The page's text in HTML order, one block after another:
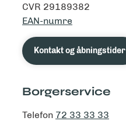
CVR 29189382
EAN-numre
Kontakt og åbningstider
Borgerservice
Telefon 72 33 33 33